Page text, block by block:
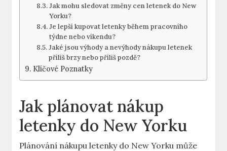
Jak mohu sledovat změny cen letenek do New
Yorku?
Je lepší kupovat letenky během pracovního
týdne nebo víkendu?
Jaké jsou výhody a nevýhody nákupu letenek
příliš brzy nebo příliš pozdě?
Klíčové Poznatky
Jak plánovat nákup
letenky do New Yorku
Plánování nákupu letenky do New Yorku může